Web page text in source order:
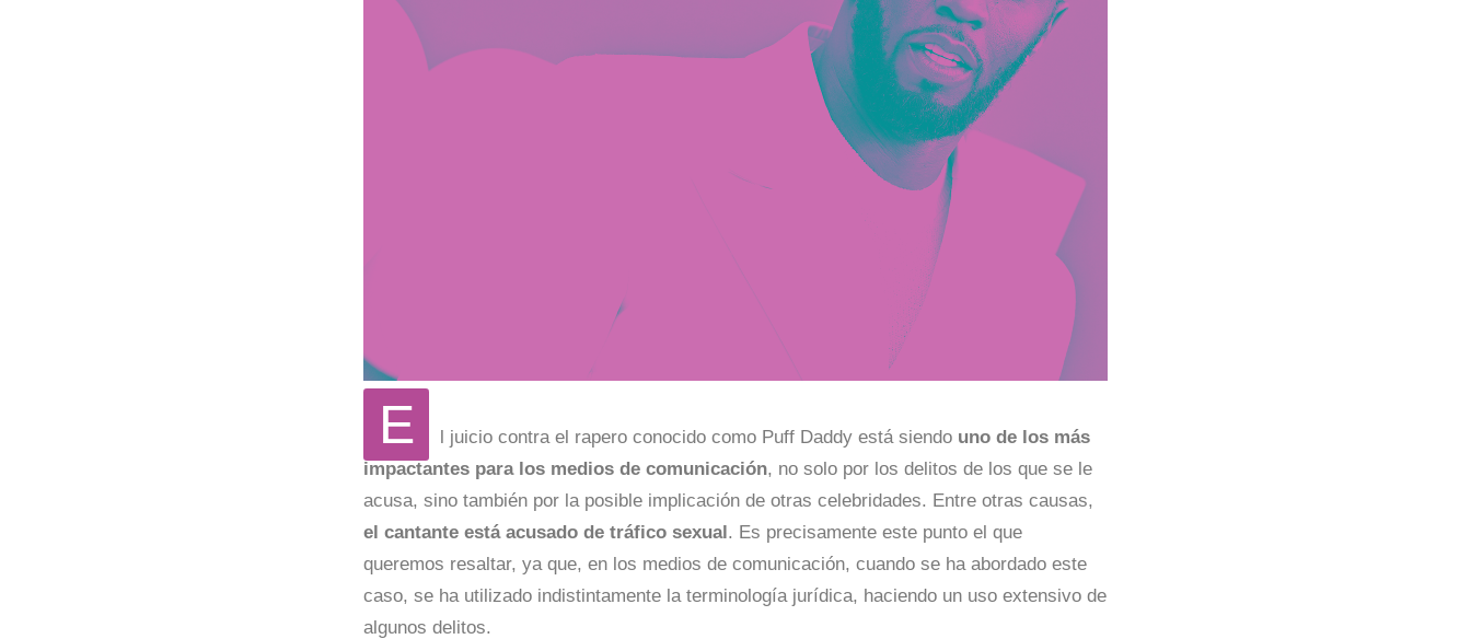
E l juicio contra el rapero conocido como Puff Daddy está siendo uno de los más
impactantes para los medios de comunicación, no solo por los delitos de los que se le
acusa, sino también por la posible implicación de otras celebridades. Entre otras causas,
el cantante está acusado de tráfico sexual. Es precisamente este punto el que
queremos resaltar, ya que, en los medios de comunicación, cuando se ha abordado este
caso, se ha utilizado indistintamente la terminología jurídica, haciendo un uso extensivo de
algunos delitos.